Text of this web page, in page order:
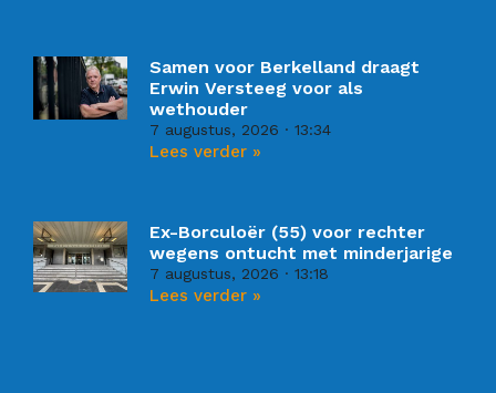
Samen voor Berkelland draagt
Erwin Versteeg voor als
wethouder
7 augustus, 2026 13:34
Lees verder »
Ex-Borculoër (55) voor rechter
wegens ontucht met minderjarige
7 augustus, 2026 13:18
Lees verder »